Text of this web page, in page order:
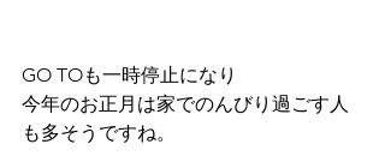
GO TOも一時停止になり
今年のお正月は家でのんびり過ごす人
も多そうですね。